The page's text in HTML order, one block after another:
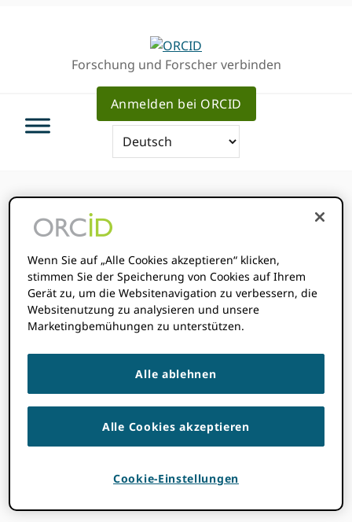
Forschung und Forscher verbinden
Anmelden bei ORCID
ORCID
VERANSTALTUNGEN
VERANSTALTUNGEN
Suche
und
Demnächst
August 2026
10
August 10 @ 8: 00-August 13 @ 5: 00 pm
ORCID rund um die Gemeinschaft
Wenn Sie auf „Alle Cookies akzeptieren“ klicken,
stimmen Sie der Speicherung von Cookies auf Ihrem
Gerät zu, um die Websitenavigation zu verbessern, die
Websitenutzung zu analysieren und unsere
Marketingbemühungen zu unterstützen.
Alle ablehnen
Alle Cookies akzeptieren
Cookie-Einstellungen